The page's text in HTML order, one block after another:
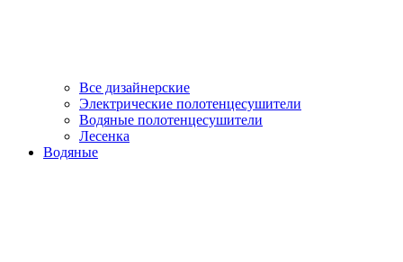
Все дизайнерские
Электрические полотенцесушители
Водяные полотенцесушители
Лесенка
Водяные